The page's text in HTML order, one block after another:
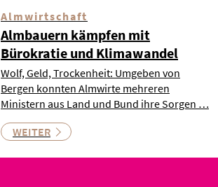
Almwirtschaft
Almbauern kämpfen mit
Bürokratie und Klimawandel
Wolf, Geld, Trockenheit: Umgeben von
Bergen konnten Almwirte mehreren
Ministern aus Land und Bund ihre Sorgen …
WEITER